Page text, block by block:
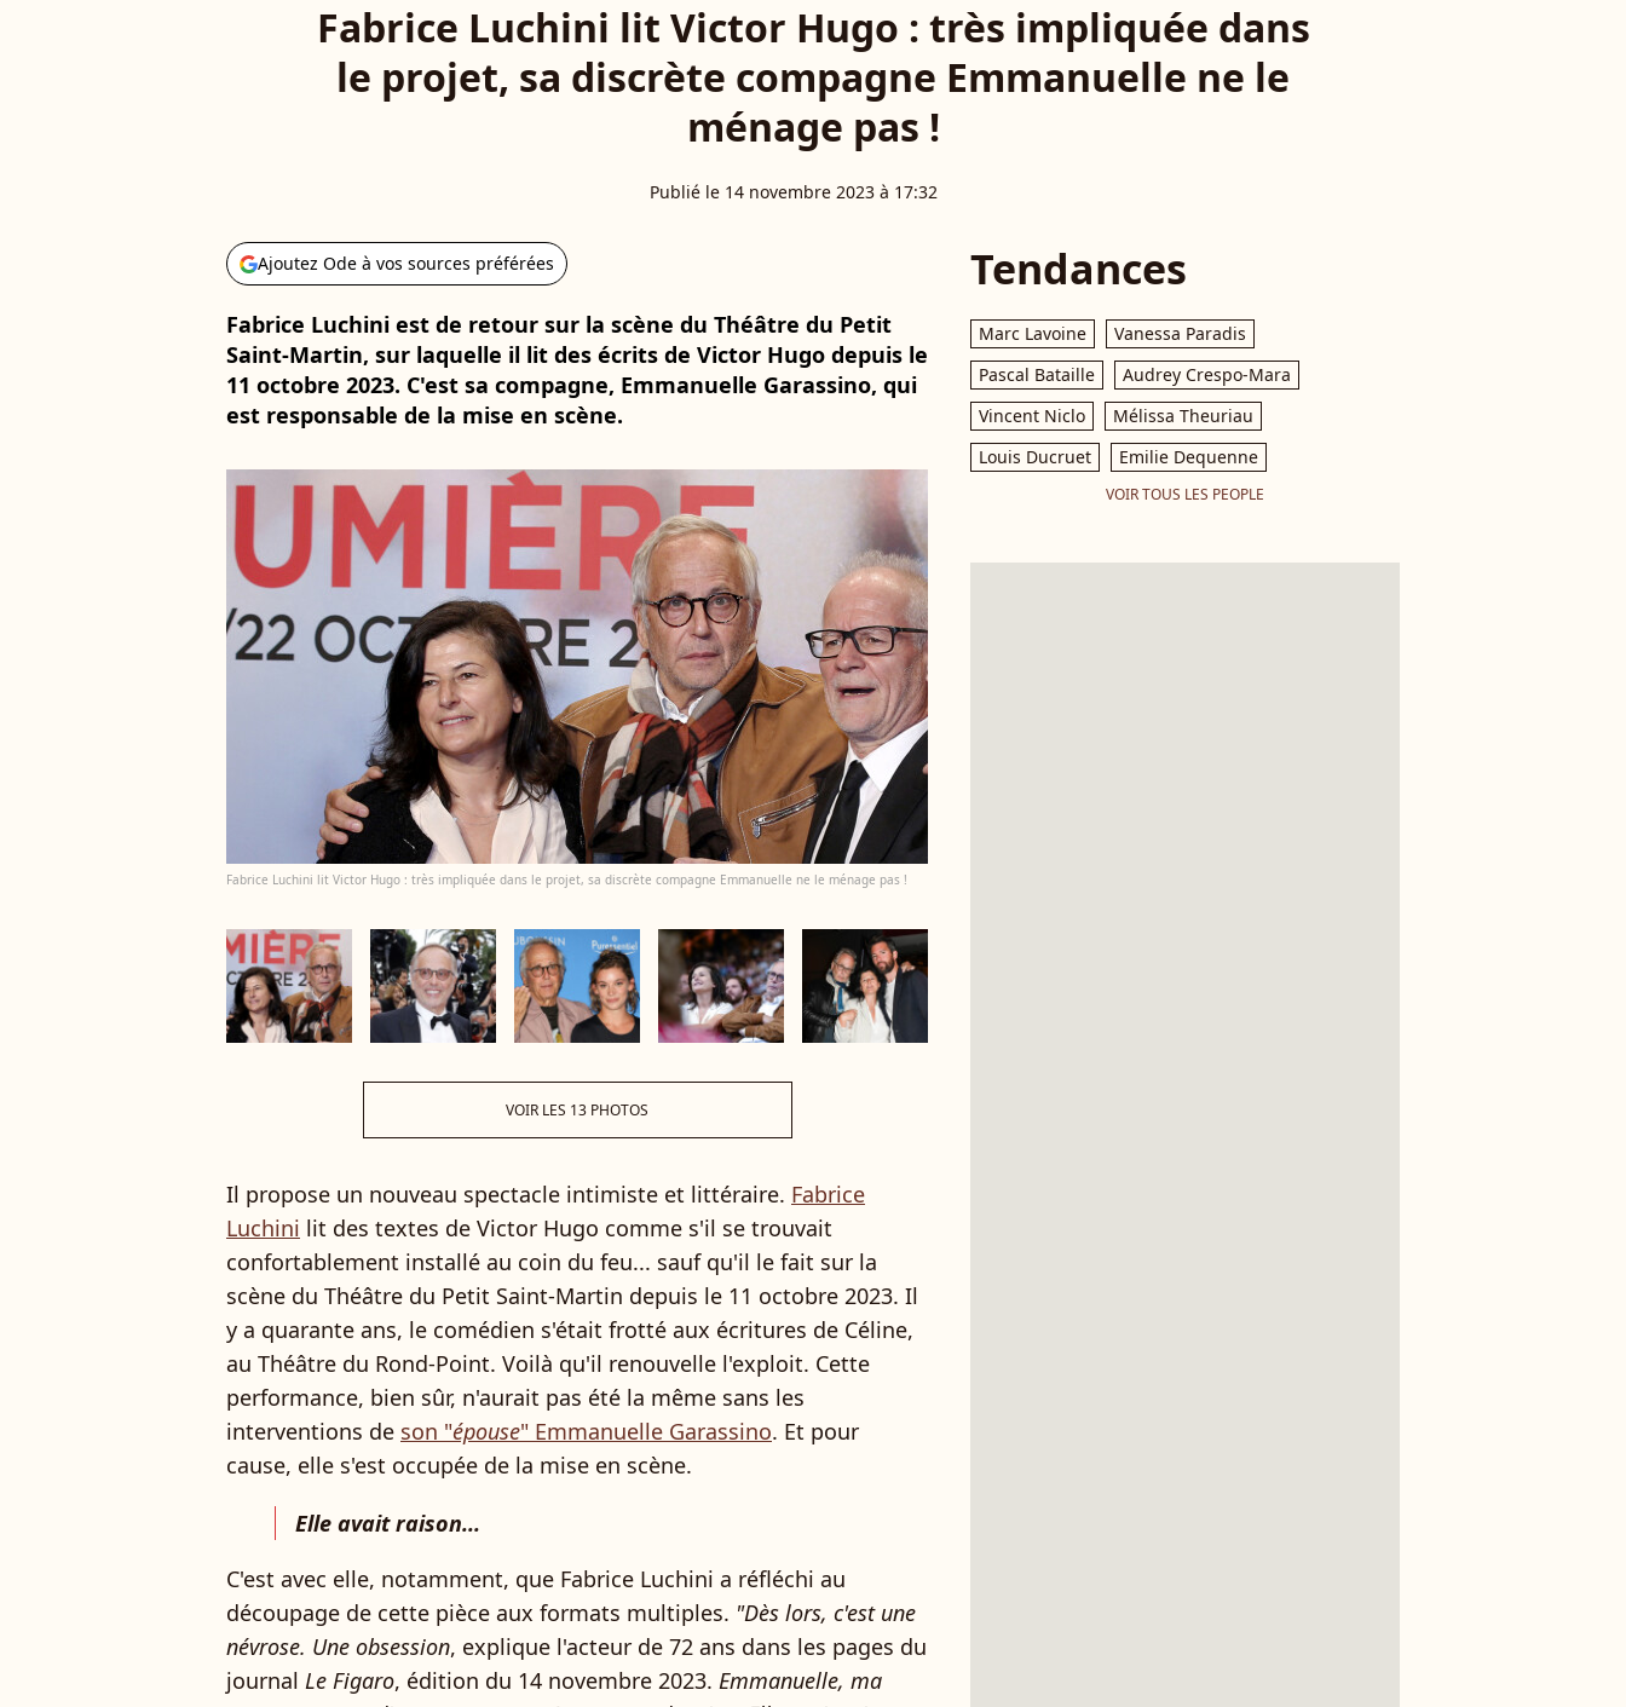
Fabrice Luchini lit Victor Hugo : très impliquée dans
le projet, sa discrète compagne Emmanuelle ne le
ménage pas !
Publié le 14 novembre 2023 à 17:32
Ajoutez Ode à vos sources préférées
Fabrice Luchini est de retour sur la scène du Théâtre du Petit
Saint-Martin, sur laquelle il lit des écrits de Victor Hugo depuis le
11 octobre 2023. C'est sa compagne, Emmanuelle Garassino, qui
est responsable de la mise en scène.
Fabrice Luchini lit Victor Hugo : très impliquée dans le projet, sa discrète compagne Emmanuelle ne le ménage pas !
VOIR LES 13 PHOTOS
Il propose un nouveau spectacle intimiste et littéraire. Fabrice
Luchini lit des textes de Victor Hugo comme s'il se trouvait
confortablement installé au coin du feu... sauf qu'il le fait sur la
scène du Théâtre du Petit Saint-Martin depuis le 11 octobre 2023. Il
y a quarante ans, le comédien s'était frotté aux écritures de Céline,
au Théâtre du Rond-Point. Voilà qu'il renouvelle l'exploit. Cette
performance, bien sûr, n'aurait pas été la même sans les
interventions de son "épouse" Emmanuelle Garassino. Et pour
cause, elle s'est occupée de la mise en scène.
Elle avait raison...
C'est avec elle, notamment, que Fabrice Luchini a réfléchi au
découpage de cette pièce aux formats multiples. "Dès lors, c'est une
névrose. Une obsession, explique l'acteur de 72 ans dans les pages du
journal Le Figaro, édition du 14 novembre 2023. Emmanuelle, ma
Tendances
Marc Lavoine
Vanessa Paradis
Pascal Bataille
Audrey Crespo-Mara
Vincent Niclo
Mélissa Theuriau
Louis Ducruet
Emilie Dequenne
VOIR TOUS LES PEOPLE